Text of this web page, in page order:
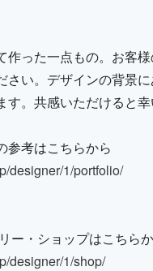
作った一点もの。お客
さい。デザインの背景
。共感いただけると幸
参考はこちらから
designer/1/portfolio/
ー・ショップはこちら
designer/1/shop/